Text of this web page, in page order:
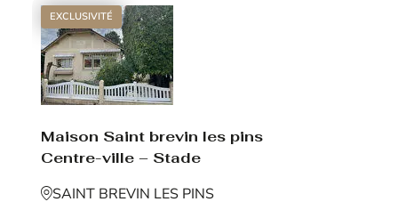
EXCLUSIVITÉ
Maison Saint brevin les pins
Centre-ville – Stade
SAINT BREVIN LES PINS